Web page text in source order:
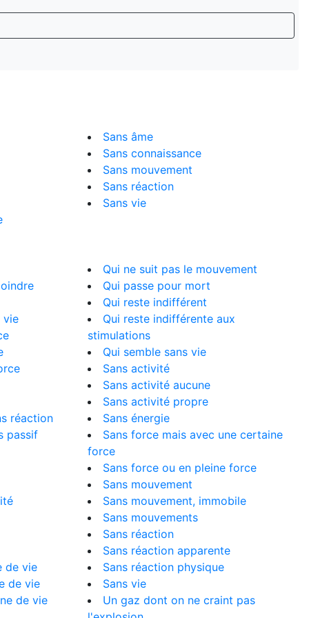
Sans âme
Sans connaissance
Sans mouvement
Sans réaction
Sans vie
vie
réaction
passif
de vie
de vie
de vie
Qui ne suit pas le mouvement
Qui passe pour mort
Qui reste indifférent
Qui reste indifférente aux
stimulations
Qui semble sans vie
Sans activité
Sans activité aucune
Sans activité propre
Sans énergie
Sans force mais avec une certaine
force
Sans force ou en pleine force
Sans mouvement
Sans mouvement, immobile
Sans mouvements
Sans réaction
Sans réaction apparente
Sans réaction physique
Sans vie
Un gaz dont on ne craint pas